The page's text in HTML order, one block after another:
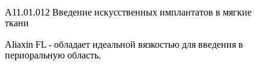
А11.01.012 Введение искусственных имплантатов в мягкие
ткани
Aliaxin FL - обладает идеальной вязкостью для введения в
периоральную область.